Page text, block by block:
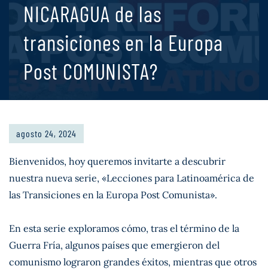
NICARAGUA de las
transiciones en la Europa
Post COMUNISTA?
agosto 24, 2024
Bienvenidos, hoy queremos invitarte a descubrir
nuestra nueva serie, «Lecciones para Latinoamérica de
las Transiciones en la Europa Post Comunista».
En esta serie exploramos cómo, tras el término de la
Guerra Fría, algunos países que emergieron del
comunismo lograron grandes éxitos, mientras que otros